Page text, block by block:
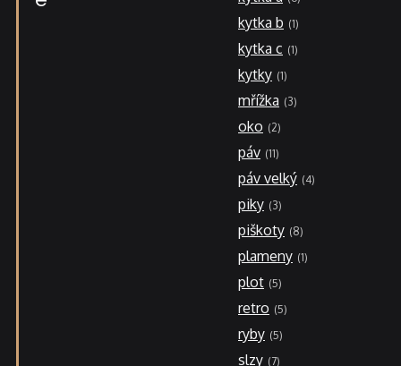
kytka b 1
kytka c 1
kytky 1
mřížka 3
oko 2
páv 11
páv velký 4
piky 3
piškoty 8
plameny 1
plot 5
retro 5
ryby 5
slzy 7